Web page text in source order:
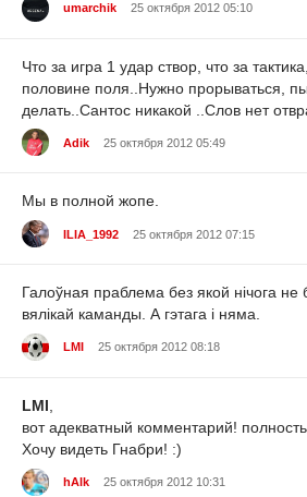
umarchik 25 октября 2012 05:10
Что за игра 1 удар створ, что за
половине поля..Нужно прорываться,
делать..Сантос никакой ..Слов нет
Adik 25 октября 2012 05:49
Мы в полной жопе.
ILIA_1992 25 октября 2012 07:15
Галоўная праблема без якой нічога
вялікай каманды. А гэтага і няма.
LMI 25 октября 2012 08:18
LMI
вот адекватный комментарий!
Хочу видеть Гнабри! :)
hAlk 25 октября 2012 10:31